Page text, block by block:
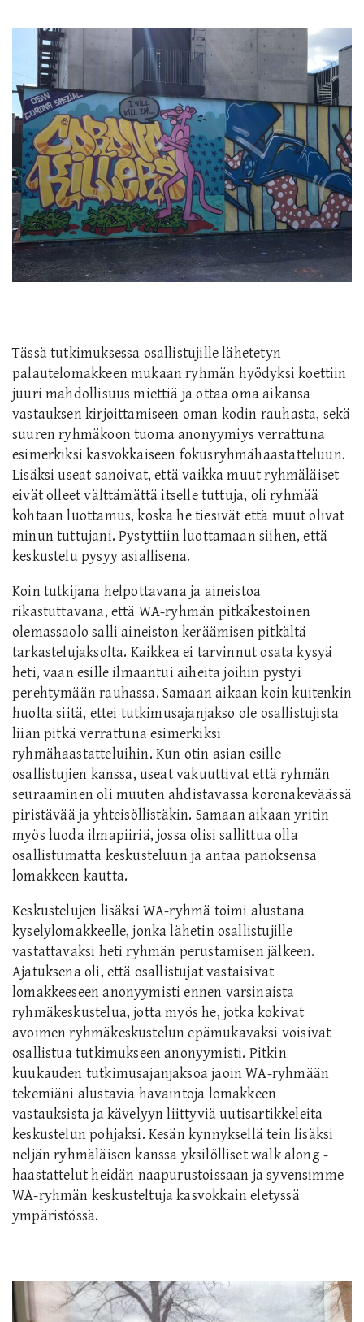
Tässä tutkimuksessa osallistujille lähetetyn
palautelomakkeen mukaan ryhmän hyödyksi koettiin
juuri mahdollisuus miettiä ja ottaa oma aikansa
vastauksen kirjoittamiseen oman kodin rauhasta, sekä
suuren ryhmäkoon tuoma anonyymiys verrattuna
esimerkiksi kasvokkaiseen fokusryhmähaastatteluun.
Lisäksi useat sanoivat, että vaikka muut ryhmäläiset
eivät olleet välttämättä itselle tuttuja, oli ryhmää
kohtaan luottamus, koska he tiesivät että muut olivat
minun tuttujani. Pystyttiin luottamaan siihen, että
keskustelu pysyy asiallisena.
Koin tutkijana helpottavana ja aineistoa
rikastuttavana, että WA-ryhmän pitkäkestoinen
olemassaolo salli aineiston keräämisen pitkältä
tarkastelujaksolta. Kaikkea ei tarvinnut osata kysyä
heti, vaan esille ilmaantui aiheita joihin pystyi
perehtymään rauhassa. Samaan aikaan koin kuitenkin
huolta siitä, ettei tutkimusajanjakso ole osallistujista
liian pitkä verrattuna esimerkiksi
ryhmähaastatteluihin. Kun otin asian esille
osallistujien kanssa, useat vakuuttivat että ryhmän
seuraaminen oli muuten ahdistavassa koronakeväässä
piristävää ja yhteisöllistäkin. Samaan aikaan yritin
myös luoda ilmapiiriä, jossa olisi sallittua olla
osallistumatta keskusteluun ja antaa panoksensa
lomakkeen kautta.
Keskustelujen lisäksi WA-ryhmä toimi alustana
kyselylomakkeelle, jonka lähetin osallistujille
vastattavaksi heti ryhmän perustamisen jälkeen.
Ajatuksena oli, että osallistujat vastaisivat
lomakkeeseen anonyymisti ennen varsinaista
ryhmäkeskustelua, jotta myös he, jotka kokivat
avoimen ryhmäkeskustelun epämukavaksi voisivat
osallistua tutkimukseen anonyymisti. Pitkin
kuukauden tutkimusajanjaksoa jaoin WA-ryhmään
tekemiäni alustavia havaintoja lomakkeen
vastauksista ja kävelyyn liittyviä uutisartikkeleita
keskustelun pohjaksi. Kesän kynnyksellä tein lisäksi
neljän ryhmäläisen kanssa yksilölliset walk along -
haastattelut heidän naapurustoissaan ja syvensimme
WA-ryhmän keskusteltuja kasvokkain eletyssä
ympäristössä.